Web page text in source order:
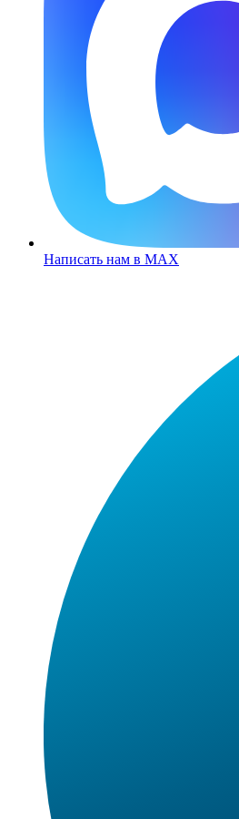
Написать нам в MAX